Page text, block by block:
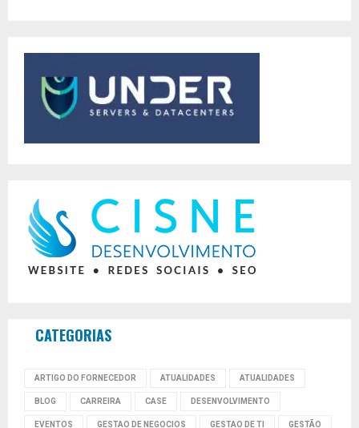
CATEGORIAS
ARTIGO DO FORNECEDOR ATUALIDADES ATUALIDADES
BLOG CARREIRA CASE DESENVOLVIMENTO
EVENTOS GESTAO DE NEGOCIOS GESTAO DE TI GESTÃO